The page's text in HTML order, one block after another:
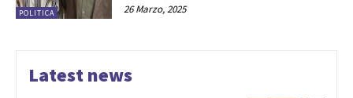
POLITICA 26 Marzo, 2025
Latest news